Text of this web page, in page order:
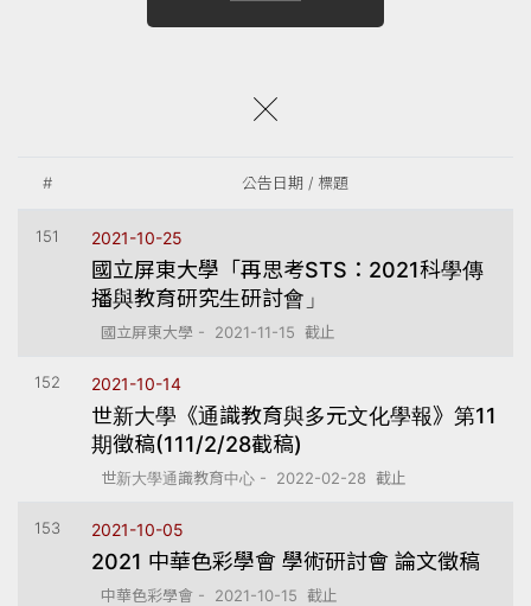
# 公告日期 / 標題
151 2021-10-25
國立屏東大學「再思考STS：2021科學傳
播與教育研究生研討會」
國立屏東大學 - 2021-11-15 截止
152 2021-10-14
世新大學《通識教育與多元文化學報》第11
期徵稿(111/2/28截稿)
世新大學通識教育中心 - 2022-02-28 截止
153 2021-10-05
2021 中華色彩學會 學術研討會 論文徵稿
中華色彩學會 - 2021-10-15 截止